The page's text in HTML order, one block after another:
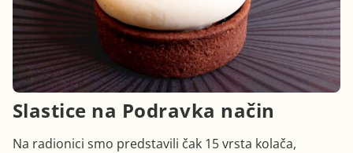
Slastice na Podravka način
Na radionici smo predstavili čak 15 vrsta kolača,